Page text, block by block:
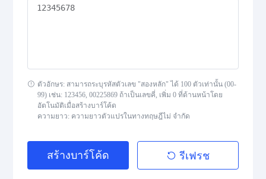
Codabar
Standard 2 of 5
MSI Plessey (MSI Mod 10)
Telepen
ตัวอักษร: สามารถระบุรหัสตัวเลข "สองหลัก" ได้ 100 ตัวเท่านั้น (00-
99) เช่น: 123456, 00225869 ถ้าเป็นเลขคี่, เพิ่ม 0 ที่ด้านหน้าโดย
อัตโนมัติเมื่อสร้างบาร์โค้ด
ความยาว: ความยาวตัวแปรในทางทฤษฎีไม่ จำกัด
สร้างบาร์โค้ด รีเฟรช